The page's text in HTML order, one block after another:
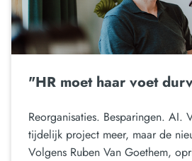
"HR moet haar voet
Reorganisaties. Besparingen. AI.
tijdelijk project meer, maar de
Volgens Ruben Van Goethem,